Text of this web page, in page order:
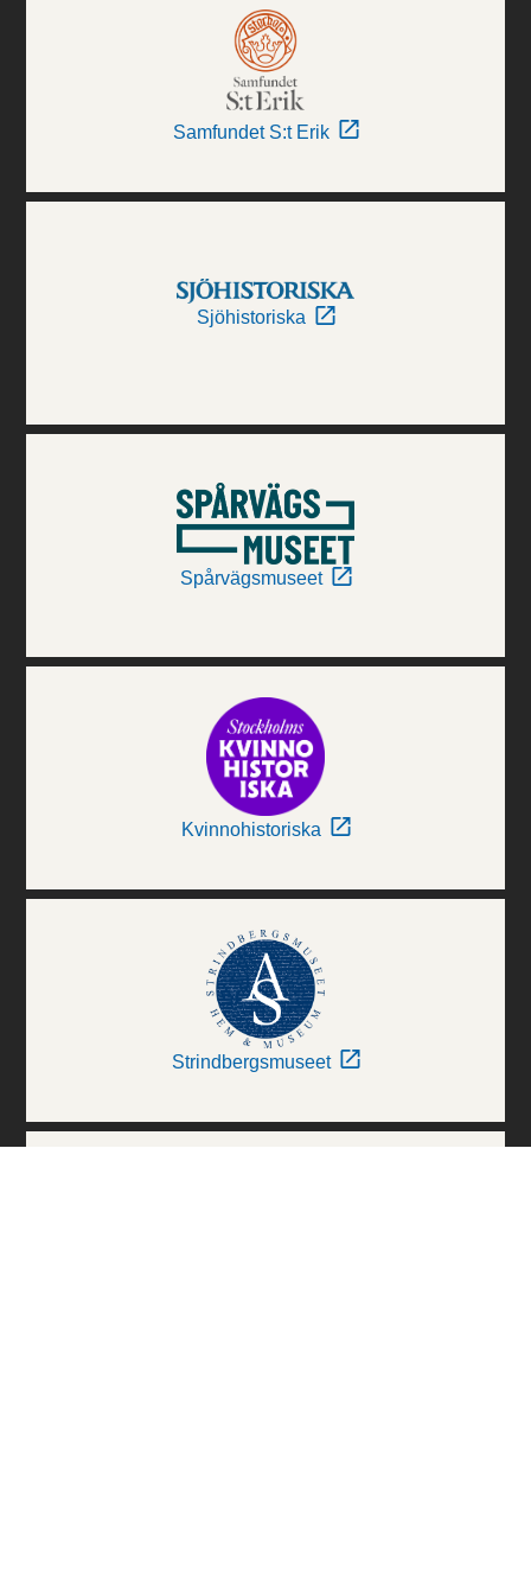
Samfundet S:t Erik
Sjöhistoriska
Spårvägsmuseet
Kvinnohistoriska
Strindbergsmuseet